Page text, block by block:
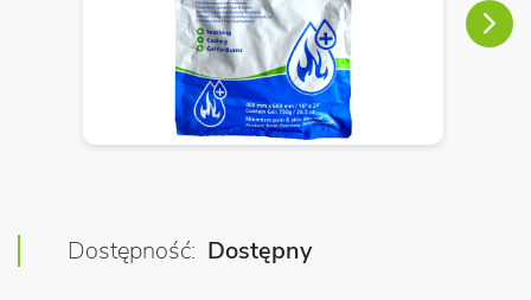
Dostępność Dostępny